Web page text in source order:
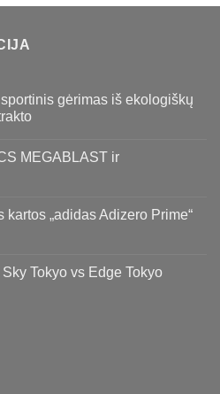
gėrimas iš ekologiškų
MEGABLAST ir
„adidas Adizero Prime“
Tokyo vs Edge Tokyo